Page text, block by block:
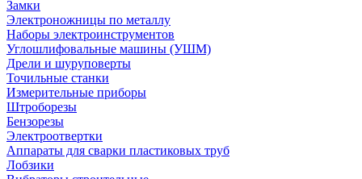
Замки
Электроножницы по металлу
Наборы электроинструментов
Углошлифовальные машины (УШМ)
Дрели и шуруповерты
Точильные станки
Измерительные приборы
Штроборезы
Бензорезы
Электроотвертки
Аппараты для сварки пластиковых труб
Лобзики